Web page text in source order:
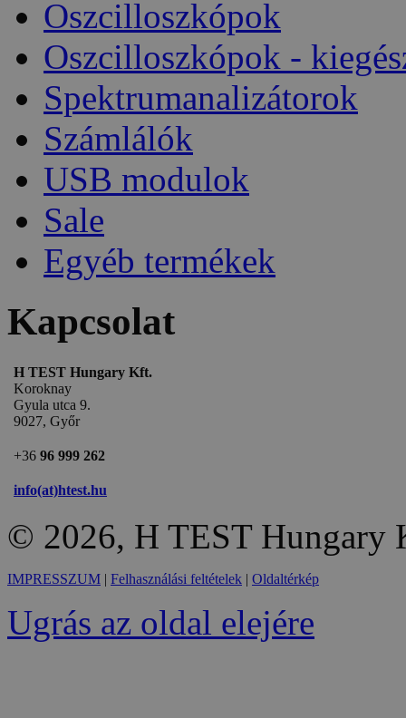
Oszcilloszkópok
Oszcilloszkópok -
Spektrumanalizátorok
Számlálók
USB modulok
Sale
Egyéb termékek
Kapcsolat
H TEST Hungary Kft.
Koroknay
Gyula utca 9.
9027, Győr
+36 96 999 262
info(at)htest.hu
© 2026, H TEST Hungary
IMPRESSZUM | Felhasználási feltételek | Oldaltérkép
Ugrás az oldal elejére